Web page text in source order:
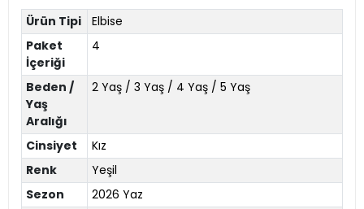
Ürün Tipi
Elbise
Paket
İçeriği
4
Beden /
Yaş
Aralığı
2 Yaş / 3 Yaş / 4 Yaş / 5 Yaş
Cinsiyet
Kız
Renk
Yeşil
Sezon
2026 Yaz